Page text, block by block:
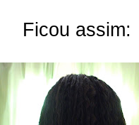
Ficou assim: